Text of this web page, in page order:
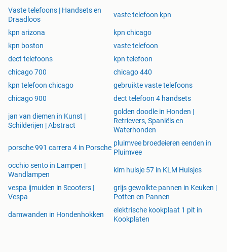
Vaste telefoons | Handsets en
Draadloos
vaste telefoon kpn
kpn arizona
kpn chicago
kpn boston
vaste telefoon
dect telefoons
kpn telefoon
chicago 700
chicago 440
kpn telefoon chicago
gebruikte vaste telefoons
chicago 900
dect telefoon 4 handsets
jan van diemen in Kunst |
Schilderijen | Abstract
golden doodle in Honden |
Retrievers, Spaniëls en
Waterhonden
porsche 991 carrera 4 in Porsche
pluimvee broedeieren eenden in
Pluimvee
occhio sento in Lampen |
Wandlampen
klm huisje 57 in KLM Huisjes
vespa ijmuiden in Scooters |
Vespa
grijs gewolkte pannen in Keuken |
Potten en Pannen
damwanden in Hondenhokken
elektrische kookplaat 1 pit in
Kookplaten